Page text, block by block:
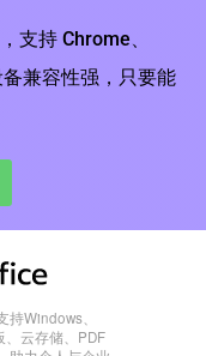
支持 Chrome、
兼容性强，只要能
Windows、
云存储、PDF